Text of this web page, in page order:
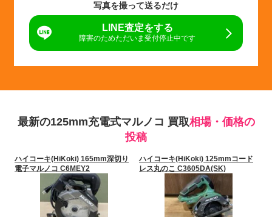
写真を撮って送るだけ
LINE査定をする
障害のためただいま受付停止中です
最新の125mm充電式マルノコ 買取相場・価格の
投稿
ハイコーキ(HiKoki) 165mm深切り
電子マルノコ C6MEY2
ハイコーキ(HiKoki) 125mmコード
レス丸のこ C3605DA(SK)